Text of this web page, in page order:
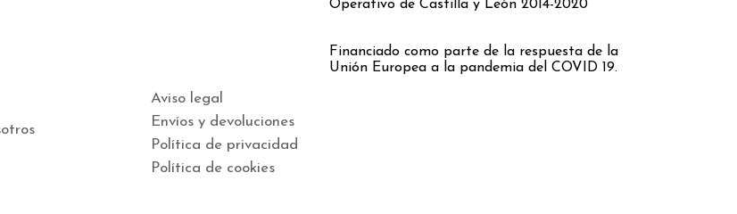
Operativo de Castilla y León 2014-2020
Financiado como parte de la respuesta de la
Unión Europea a la pandemia del COVID 19.
Aviso legal
Envíos y devoluciones
Política de privacidad
Política de cookies